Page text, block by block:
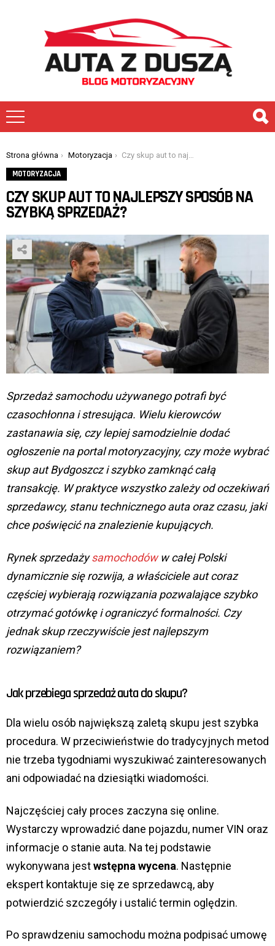
You are here:
Strona główna Motoryzacja Czy skup aut to najlepszy sposób na szybką sprzedaż?
MOTORYZACJA
CZY SKUP AUT TO NAJLEPSZY SPOSÓB NA
SZYBKĄ SPRZEDAŻ?
Sprzedaż samochodu używanego potrafi być
czasochłonna i stresująca. Wielu kierowców
zastanawia się, czy lepiej samodzielnie dodać
ogłoszenie na portal motoryzacyjny, czy może wybrać
skup aut Bydgoszcz i szybko zamknąć całą
transakcję. W praktyce wszystko zależy od oczekiwań
sprzedawcy, stanu technicznego auta oraz czasu, jaki
chce poświęcić na znalezienie kupujących.
Rynek sprzedażysamochodóww całej Polski
dynamicznie się rozwija, a właściciele aut coraz
częściej wybierają rozwiązania pozwalające szybko
otrzymać gotówkę i ograniczyć formalności. Czy
jednak skup rzeczywiście jest najlepszym
rozwiązaniem?
Jak przebiega sprzedaż auta do skupu?
Dla wielu osób największą zaletą skupu jest szybka
procedura. W przeciwieństwie do tradycyjnych metod
nie trzeba tygodniami wyszukiwać zainteresowanych
ani odpowiadać na dziesiątki wiadomości.
Najczęściej cały proces zaczyna się online.
Wystarczy wprowadzić dane pojazdu, numer VIN oraz
informacje o stanie auta. Na tej podstawie
wykonywana jestwstępna wycena. Następnie
ekspert kontaktuje się ze sprzedawcą, aby
potwierdzić szczegóły i ustalić termin oględzin.
Po sprawdzeniu samochodu można podpisać umowę